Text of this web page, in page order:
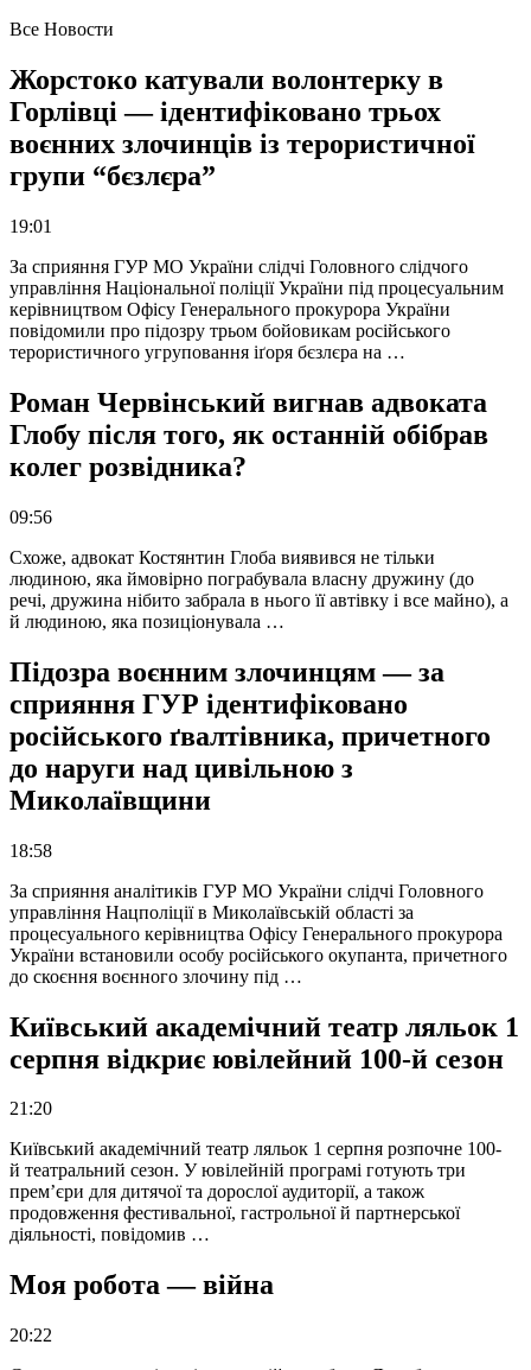
Все Новости
Жорстоко катували волонтерку в
Горлівці — ідентифіковано трьох
воєнних злочинців із терористичної
групи “бєзлєра”
19:01
За сприяння ГУР МО України слідчі Головного слідчого
управління Національної поліції України під процесуальним
керівництвом Офісу Генерального прокурора України
повідомили про підозру трьом бойовикам російського
терористичного угруповання іґоря бєзлєра на …
Роман Червінський вигнав адвоката
Глобу після того, як останній обібрав
колег розвідника?
09:56
Схоже, адвокат Костянтин Глоба виявився не тільки
людиною, яка ймовірно пограбувала власну дружину (до
речі, дружина нібито забрала в нього її автівку і все майно), а
й людиною, яка позиціонувала …
Підозра воєнним злочинцям — за
сприяння ГУР ідентифіковано
російського ґвалтівника, причетного
до наруги над цивільною з
Миколаївщини
18:58
За сприяння аналітиків ГУР МО України слідчі Головного
управління Нацполіції в Миколаївській області за
процесуального керівництва Офісу Генерального прокурора
України встановили особу російського окупанта, причетного
до скоєння воєнного злочину під …
Київський академічний театр ляльок 1
серпня відкриє ювілейний 100-й сезон
21:20
Київський академічний театр ляльок 1 серпня розпочне 100-
й театральний сезон. У ювілейній програмі готують три
прем’єри для дитячої та дорослої аудиторії, а також
продовження фестивальної, гастрольної й партнерської
діяльності, повідомив …
Моя робота — війна
20:22